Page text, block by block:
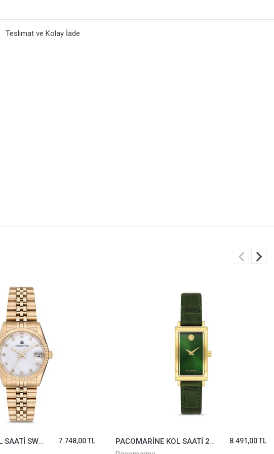
Teslimat ve Kolay İade
MOMENTUS KOL SAATİ SW132G-02SG
7.748,00 TL
PACOMARİNE KOL SAATİ 23203-04
8.491,00 TL